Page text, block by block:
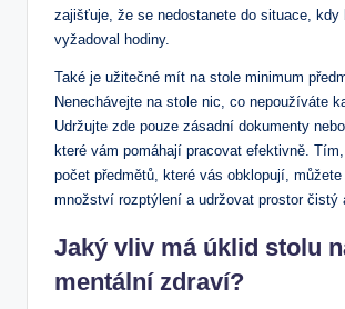
⁣zajišťuje, že se nedostanete do situace, kdy
vyžadoval hodiny.
Také je užitečné mít na ⁣stole minimum
Nenechávejte na stole nic, co nepoužíváte
Udržujte zde pouze‌ zásadní dokumenty
které vám pomáhají pracovat efektivně.
počet předmětů, které vás obklopují,
množství rozptýlení a udržovat prostor čistý
Jaký vliv má úklid stolu
mentální zdraví?